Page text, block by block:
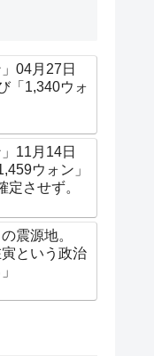
04月27日
「1,340ウォ
11月14日
ウォン」
定させず。
震源地。
寅という政治